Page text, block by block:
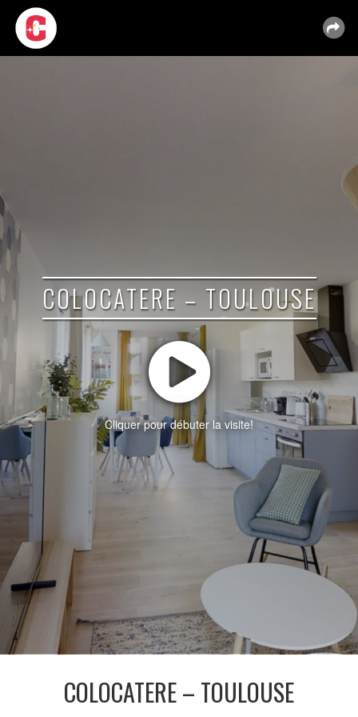
COLOCATERE – TOULOUSE
Cliquer pour débuter la visite!
COLOCATERE – TOULOUSE